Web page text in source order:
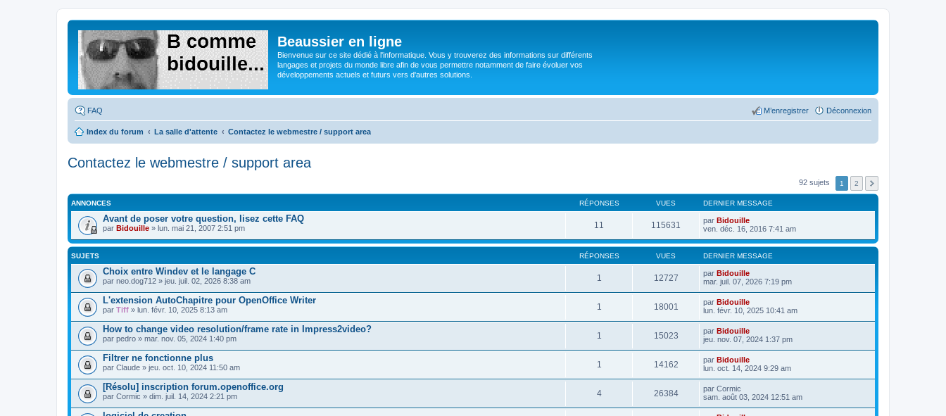
Beaussier en ligne
Bienvenue sur ce site dédié à l'informatique. Vous y trouverez des informations sur différents
langages et projets du monde libre afin de vous permettre notamment de faire évoluer vos
développements actuels et futurs vers d'autres solutions.
FAQ Déconnexion
M’enregistrer
Index du forum La salle d'attente Contactez le webmestre / support area
Contactez le webmestre / support area
92 sujets 1 2
ANNONCES RÉPONSES VUES DERNIER MESSAGE
Avant de poser votre question, lisez cette FAQ
par Bidouille » lun. mai 21, 2007 2:51 pm 11 115631 par Bidouille
ven. déc. 16, 2016 7:41 am
SUJETS RÉPONSES VUES DERNIER MESSAGE
Choix entre Windev et le langage C
par neo.dog712 » jeu. juil. 02, 2026 8:38 am 1 12727 par Bidouille
mar. juil. 07, 2026 7:19 pm
L'extension AutoChapitre pour OpenOffice Writer
par Tiff » lun. févr. 10, 2025 8:13 am 1 18001 par Bidouille
lun. févr. 10, 2025 10:41 am
How to change video resolution/frame rate in Impress2video?
par pedro » mar. nov. 05, 2024 1:40 pm 1 15023 par Bidouille
jeu. nov. 07, 2024 1:37 pm
Filtrer ne fonctionne plus
par Claude » jeu. oct. 10, 2024 11:50 am 1 14162 par Bidouille
lun. oct. 14, 2024 9:29 am
[Résolu] inscription forum.openoffice.org
par Cormic » dim. juil. 14, 2024 2:21 pm 4 26384 par Cormic
sam. août 03, 2024 12:51 am